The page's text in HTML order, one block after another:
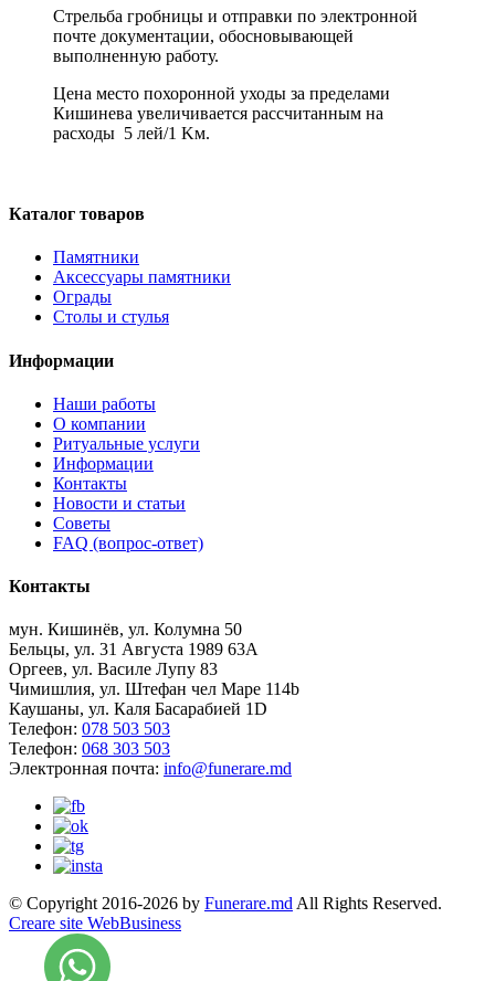
Стрельба гробницы и отправки по электронной
почте документации, обосновывающей
выполненную работу.
Цена место похоронной уходы за пределами
Кишинева увеличивается рассчитанным на
расходы 5 лей/1 Kм.
Каталог товаров
Памятники
Аксессуары памятники
Ограды
Столы и стулья
Информации
Наши работы
О компании
Ритуальные услуги
Информации
Контакты
Новости и статьи
Советы
FAQ (вопрос-ответ)
Контакты
мун. Кишинёв, ул. Колумна 50
Бельцы, ул. 31 Августа 1989 63А
Оргеев, ул. Василе Лупу 83
Чимишлия, ул. Штефан чел Маре 114b
Каушаны, ул. Каля Басарабией 1D
Телефон: 078 503 503
Телефон: 068 303 503
Электронная почта: info@funerare.md
© Copyright 2016-2026 by Funerare.mdAll Rights Reserved.
Creare site WebBusiness